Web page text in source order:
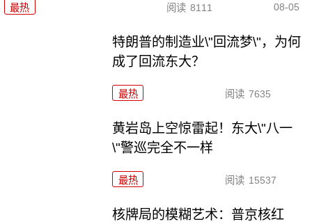
最热 阅读 8111 08-05
特朗普的制造业\"回流梦\"，为何
成了回流东大？
最热 阅读 7635
黄岩岛上空惊雷起！东大\"八一
\"警巡完全不一样
最热 阅读 15537
核牌局的模糊艺术：普京核红